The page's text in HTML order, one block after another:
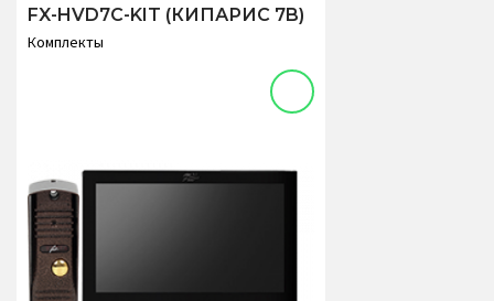
FX-HVD7C-KIT (КИПАРИС 7B)
Комплекты